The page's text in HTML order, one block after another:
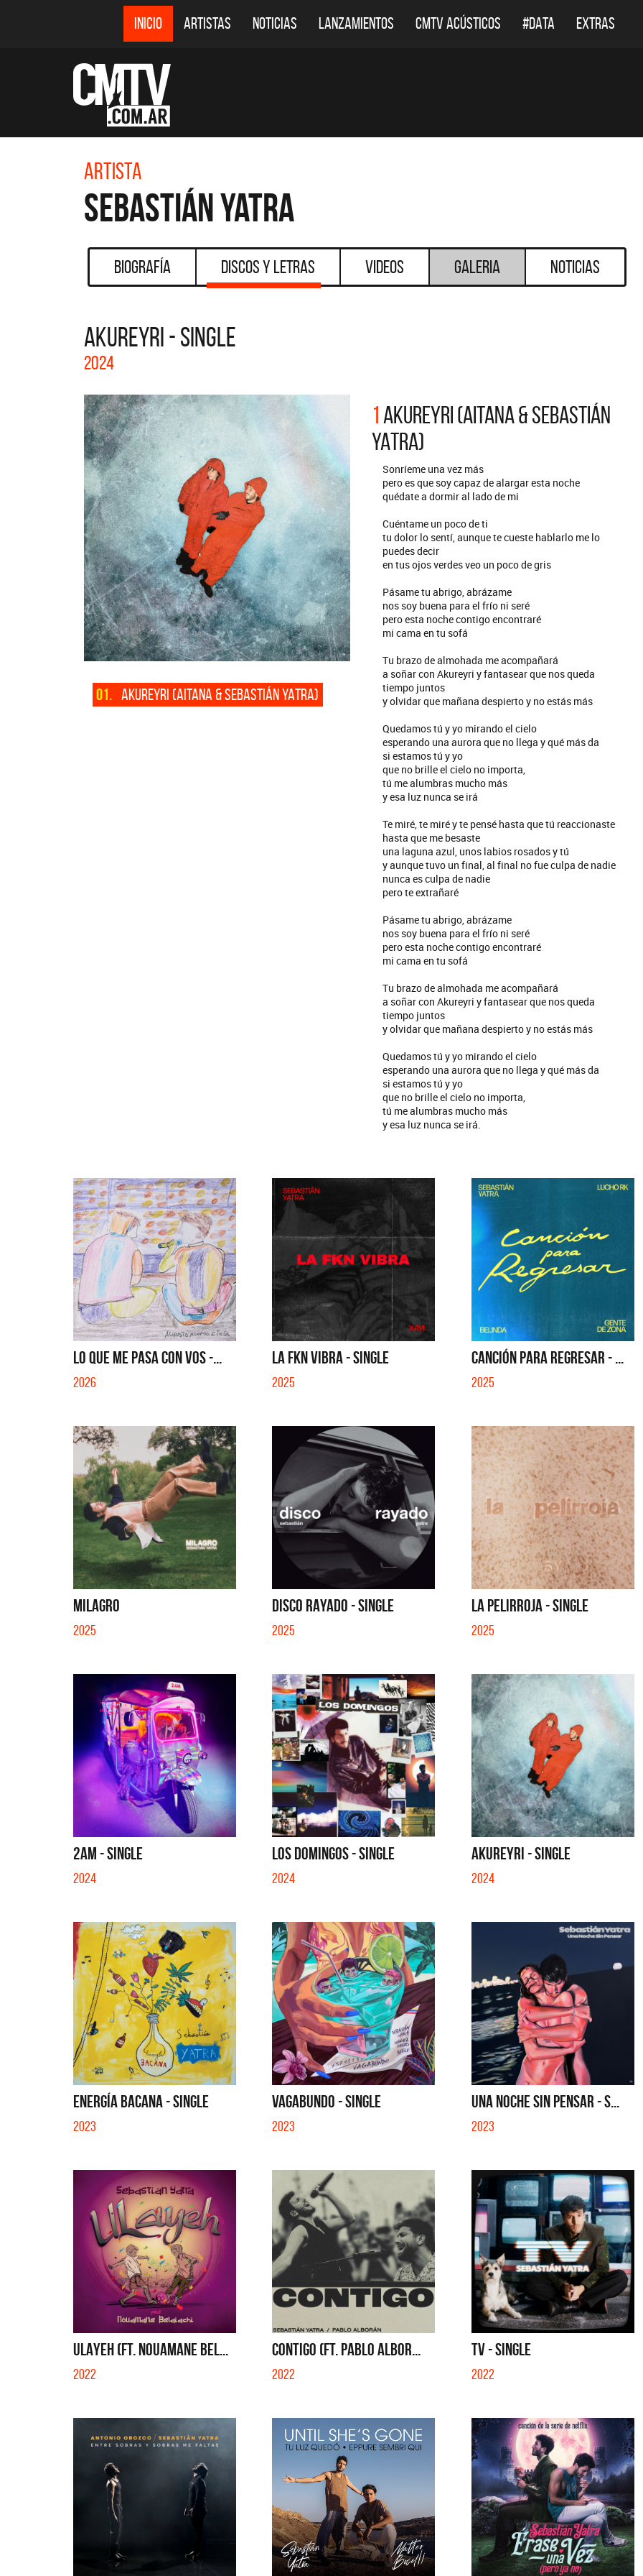
INICIO ARTISTAS NOTICIAS LANZAMIENTOS CMTV ACÚSTICOS #DATA EXTRAS
Artista
Sebastián Yatra
Biografía Discos y Letras Videos Galeria Noticias
AKUREYRI - SINGLE
2024
01. AKUREYRI (AITANA & SEBASTIÁN YATRA)
1 AKUREYRI (AITANA & SEBASTIÁN
YATRA)
Sonríeme una vez más
pero es que soy capaz de alargar esta noche
quédate a dormir al lado de mi
Cuéntame un poco de ti
tu dolor lo sentí, aunque te cueste hablarlo me lo
puedes decir
en tus ojos verdes veo un poco de gris
Pásame tu abrigo, abrázame
nos soy buena para el frío ni seré
pero esta noche contigo encontraré
mi cama en tu sofá
Tu brazo de almohada me acompañará
a soñar con Akureyri y fantasear que nos queda
tiempo juntos
y olvidar que mañana despierto y no estás más
Quedamos tú y yo mirando el cielo
esperando una aurora que no llega y qué más da
si estamos tú y yo
que no brille el cielo no importa,
tú me alumbras mucho más
y esa luz nunca se irá
Te miré, te miré y te pensé hasta que tú reaccionaste
hasta que me besaste
una laguna azul, unos labios rosados y tú
y aunque tuvo un final, al final no fue culpa de nadie
nunca es culpa de nadie
pero te extrañaré
Pásame tu abrigo, abrázame
nos soy buena para el frío ni seré
pero esta noche contigo encontraré
mi cama en tu sofá
Tu brazo de almohada me acompañará
a soñar con Akureyri y fantasear que nos queda
tiempo juntos
y olvidar que mañana despierto y no estás más
Quedamos tú y yo mirando el cielo
esperando una aurora que no llega y qué más da
si estamos tú y yo
que no brille el cielo no importa,
tú me alumbras mucho más
y esa luz nunca se irá.
LO QUE ME PASA CON VOS -...
2026
LA FKN VIBRA - SINGLE
2025
CANCIÓN PARA REGRESAR - ...
2025
MILAGRO
2025
DISCO RAYADO - SINGLE
2025
LA PELIRROJA - SINGLE
2025
2AM - SINGLE
2024
LOS DOMINGOS - SINGLE
2024
AKUREYRI - SINGLE
2024
ENERGÍA BACANA - SINGLE
2023
VAGABUNDO - SINGLE
2023
UNA NOCHE SIN PENSAR - S...
2023
ULAYEH (FT. NOUAMANE BEL...
2022
CONTIGO (FT. PABLO ALBOR...
2022
TV - SINGLE
2022
DESTACADOS DESTACADOS
Migrantes
SI NO ES CON VOS - SINGLE
Los Palmeras
YO SOY - SINGLE